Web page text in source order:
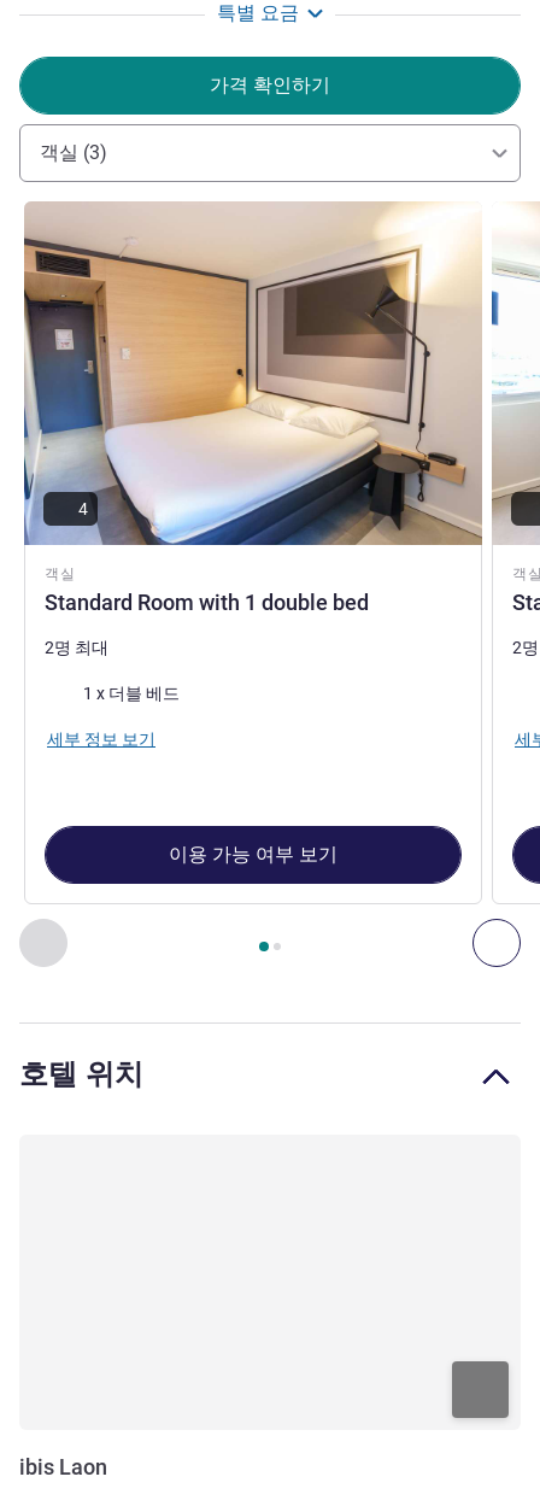
특별 요금
가격 확인하기
객실 (3)
이전 - 객실 다
2/ 페이지 , 객실 1 : Standard Room with 1 double bed , 객
객실
Standard Room with 1 double bed
세부 정보 보기
4
2명 최대
1 x 더블 베드
세부 정보 보기
이용 가능 여부 보기
객
세부
2
세
호텔 위치
ibis Laon